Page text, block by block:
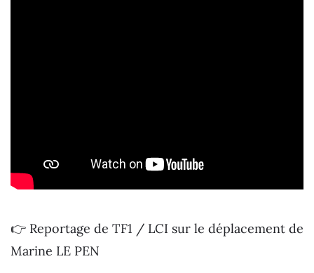
👉 Reportage de TF1 / LCI sur le déplacement de
Marine LE PEN